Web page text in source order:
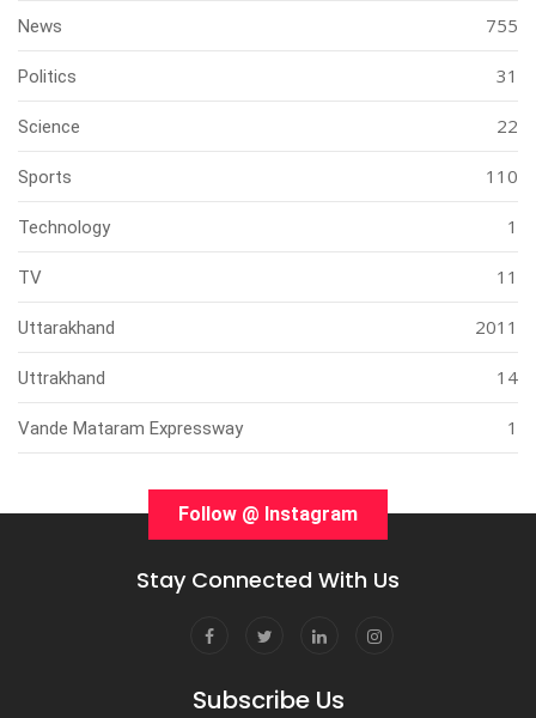
News 755
Politics 31
Science 22
Sports 110
Technology 1
TV 11
Uttarakhand 2011
Uttrakhand 14
Vande Mataram Expressway 1
Follow @ Instagram
Stay Connected With Us
Subscribe Us